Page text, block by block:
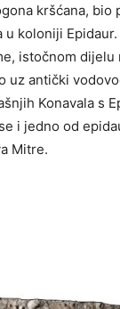
kršćana, bio
koloniji Epidaur.
istočnom dijelu
uz antički
Konavala s
i jedno od
Mitre.